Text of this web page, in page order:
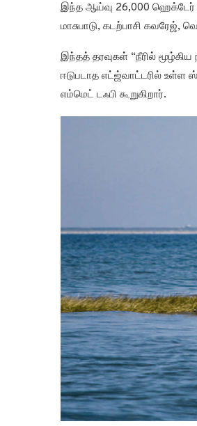
இந்த ஆய்வு 26,000
மாசுபாடு, கடற்பாசி கவரேஜ்,
இந்தத் தரவுகள் “நீரில்
ஈடுபடாத எட்ஜ்வாட்டரில் உள்ள
எம்மெட் டஃபி கூறுகிறார்.